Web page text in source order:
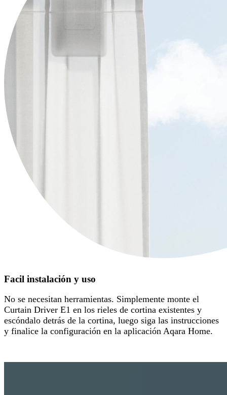
Facil instalación y uso
No se necesitan herramientas. Simplemente monte el
Curtain Driver E1 en los rieles de cortina existentes y
escóndalo detrás de la cortina, luego siga las instrucciones
y finalice la configuración en la aplicación Aqara Home.